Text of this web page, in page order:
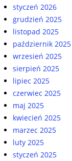
styczeń 2026
grudzień 2025
listopad 2025
październik 2025
wrzesień 2025
sierpień 2025
lipiec 2025
czerwiec 2025
maj 2025
kwiecień 2025
marzec 2025
luty 2025
styczeń 2025